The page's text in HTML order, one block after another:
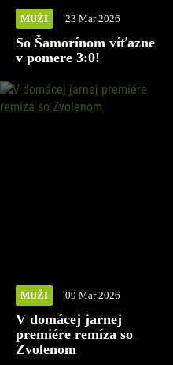
MUŽI 23 Mar 2026
So Šamorínom víťazne
v pomere 3:0!
MUŽI 09 Mar 2026
V domácej jarnej
premiére remíza so
Zvolenom